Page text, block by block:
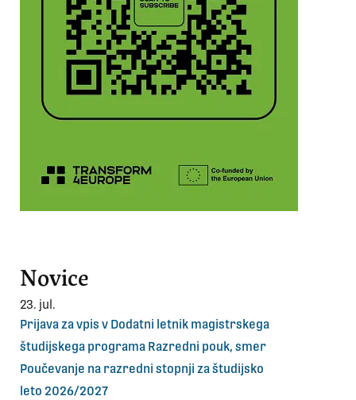
Novice
23. jul.
Prijava za vpis v Dodatni letnik magistrskega
študijskega programa Razredni pouk, smer
Poučevanje na razredni stopnji za študijsko
leto 2026/2027